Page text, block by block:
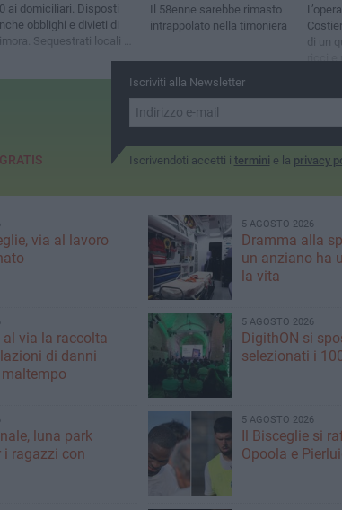
ai domiciliari. Disposti
obblighi e divieti di
Sequestrati locali e
Il 58enne sarebbe rimasto
intrappolato nella timoniera
di un
Iscriviti alla Newsletter
Iscrivendoti accetti i termini e la privacy
GRATIS
via al lavoro
5 AGOSTO 2026
Dramma alla
un anziano ha
la vita
al via la raccolta
di danni
5 AGOSTO 2026
DigithON si
selezionati i
luna park
i ragazzi con
5 AGOSTO 2026
Il Bisceglie si
Opoola e